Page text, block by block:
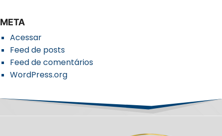
META
Acessar
Feed de posts
Feed de comentários
WordPress.org